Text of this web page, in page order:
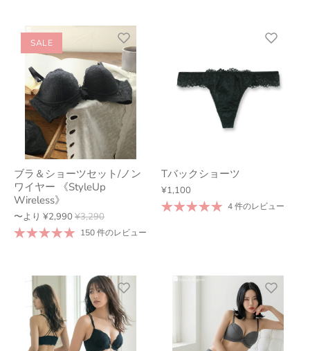
SALE
ブラ＆ショーツセット/ノン
ワイヤー 《StyleUp
Wireless》
〜より ¥2,990 ¥3,290
150 件のレビュー
Tバックショーツ
¥1,100
4 件のレビュー